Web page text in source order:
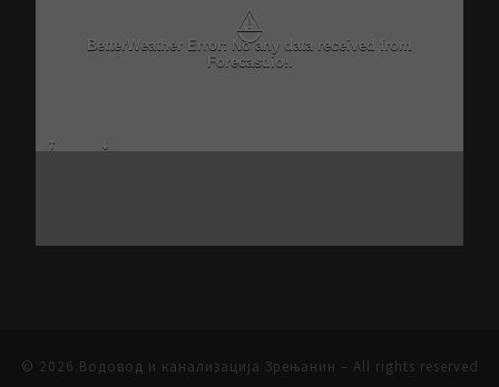
⚠
BetterWeather Error: No any data received from
Forecast.io!.
© 2026 Водовод и канализација Зрењанин – All rights reserved